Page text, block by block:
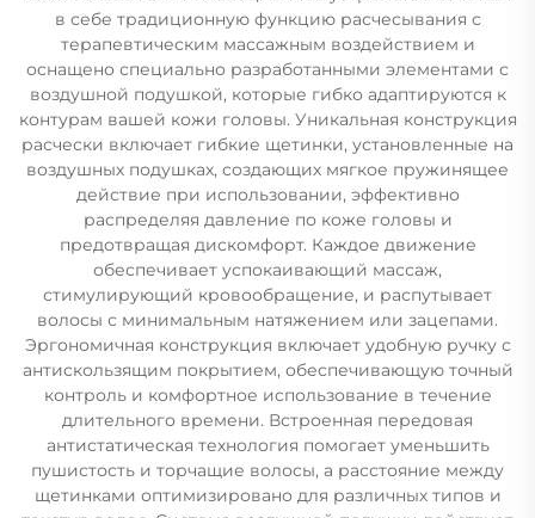
в себе традиционную функцию расчесывания с
терапевтическим массажным воздействием и
оснащено специально разработанными элементами с
воздушной подушкой, которые гибко адаптируются к
контурам вашей кожи головы. Уникальная конструкция
расчески включает гибкие щетинки, установленные на
воздушных подушках, создающих мягкое пружинящее
действие при использовании, эффективно
распределяя давление по коже головы и
предотвращая дискомфорт. Каждое движение
обеспечивает успокаивающий массаж,
стимулирующий кровообращение, и распутывает
волосы с минимальным натяжением или зацепами.
Эргономичная конструкция включает удобную ручку с
антискользящим покрытием, обеспечивающую точный
контроль и комфортное использование в течение
длительного времени. Встроенная передовая
антистатическая технология помогает уменьшить
пушистость и торчащие волосы, а расстояние между
щетинками оптимизировано для различных типов и